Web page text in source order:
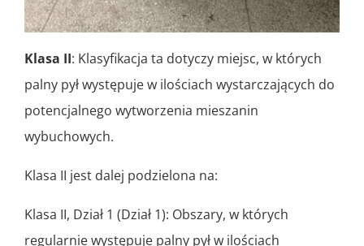
Klasa II: Klasyfikacja ta dotyczy miejsc, w których
palny pył występuje w ilościach wystarczających do
potencjalnego wytworzenia mieszanin
wybuchowych.
Klasa II jest dalej podzielona na:
Klasa II, Dział 1 (Dział 1): Obszary, w których
regularnie występuje palny pył w ilościach